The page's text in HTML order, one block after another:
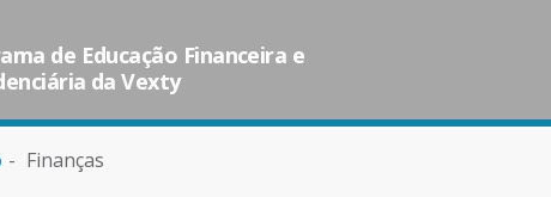
de Educação Financeira e
da Vexty
Finanças